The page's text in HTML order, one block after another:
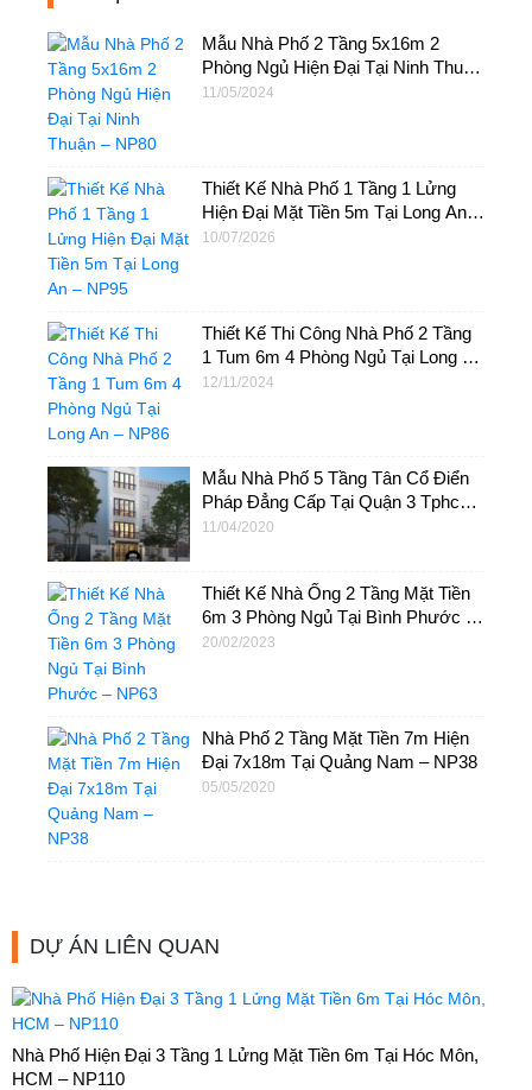
Mẫu Nhà Phố 2 Tầng 5x16m 2
Phòng Ngủ Hiện Đại Tại Ninh Thuận
– NP80
11/05/2024
Thiết Kế Nhà Phố 1 Tầng 1 Lửng
Hiện Đại Mặt Tiền 5m Tại Long An –
NP95
10/07/2026
Thiết Kế Thi Công Nhà Phố 2 Tầng
1 Tum 6m 4 Phòng Ngủ Tại Long An
– NP86
12/11/2024
Mẫu Nhà Phố 5 Tầng Tân Cổ Điển
Pháp Đẳng Cấp Tại Quận 3 Tphcm
– NP33
11/04/2020
Thiết Kế Nhà Ống 2 Tầng Mặt Tiền
6m 3 Phòng Ngủ Tại Bình Phước –
NP63
20/02/2023
Nhà Phố 2 Tầng Mặt Tiền 7m Hiện
Đại 7x18m Tại Quảng Nam – NP38
05/05/2020
DỰ ÁN LIÊN QUAN
Nhà Phố Hiện Đại 3 Tầng 1 Lửng Mặt Tiền 6m Tại Hóc Môn,
HCM – NP110